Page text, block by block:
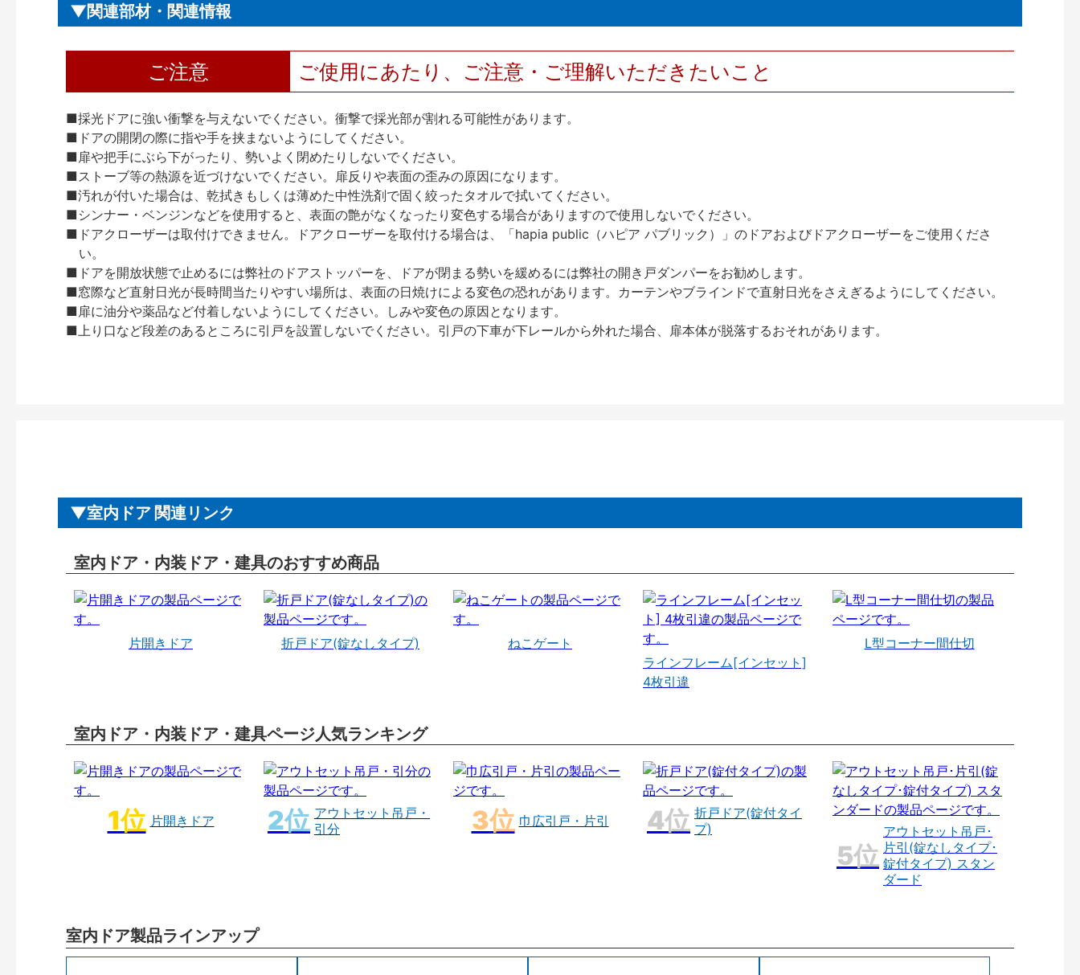
関連部材・関連情報
ご注意 ご使用にあたり、ご注意・ご理解いただきたいこと
■採光ドアに強い衝撃を与えないでください。衝撃で採光部が割れる可能性があります。
■ドアの開閉の際に指や手を挟まないようにしてください。
■扉や把手にぶら下がったり、勢いよく閉めたりしないでください。
■ストーブ等の熱源を近づけないでください。扉反りや表面の歪みの原因になります。
■汚れが付いた場合は、乾拭きもしくは薄めた中性洗剤で固く絞ったタオルで拭いてください。
■シンナー・ベンジンなどを使用すると、表面の艶がなくなったり変色する場合がありますので使用しないでください。
■ドアクローザーは取付けできません。ドアクローザーを取付ける場合は、「hapia public（ハピア パブリック）」のドアおよびドアクローザーをご使用くださ
い。
■ドアを開放状態で止めるには弊社のドアストッパーを、ドアが閉まる勢いを緩めるには弊社の開き戸ダンパーをお勧めします。
■窓際など直射日光が長時間当たりやすい場所は、表面の日焼けによる変色の恐れがあります。カーテンやブラインドで直射日光をさえぎるようにしてください。
■扉に油分や薬品など付着しないようにしてください。しみや変色の原因となります。
■上り口など段差のあるところに引戸を設置しないでください。引戸の下車が下レールから外れた場合、扉本体が脱落するおそれがあります。
室内ドア 関連リンク
室内ドア・内装ドア・建具のおすすめ商品
片開きドア 折戸ドア(錠なしタイプ)
ねこゲート
ラインフレーム[インセット]
4枚引違
L型コーナー間仕切
室内ドア・内装ドア・建具ページ人気ランキング
片開きドア
アウトセット吊戸・
引分
巾広引戸・片引
折戸ドア(錠付タイ
プ)
アウトセット吊戸･
片引(錠なしタイプ･
錠付タイプ) スタン
ダード
室内ドア製品ラインアップ